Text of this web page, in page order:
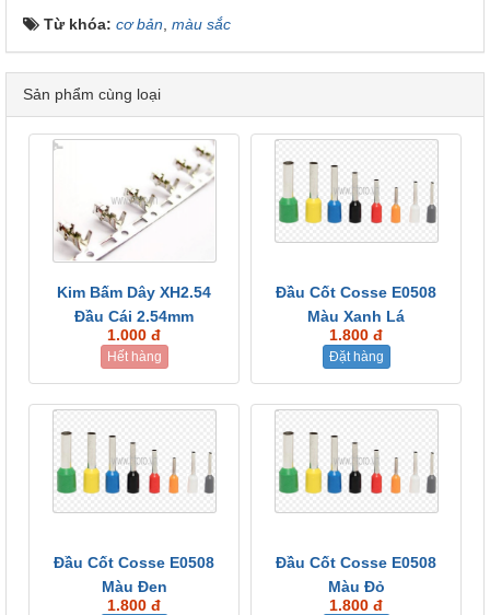
Từ khóa: cơ bản, màu sắc
Sản phẩm cùng loại
Kim Bấm Dây XH2.54
Đầu Cái 2.54mm
1.000 đ
Hết hàng
Đầu Cốt Cosse E0508
Màu Xanh Lá
1.800 đ
Đặt hàng
Đầu Cốt Cosse E0508
Màu Đen
1.800 đ
Đầu Cốt Cosse E0508
Màu Đỏ
1.800 đ